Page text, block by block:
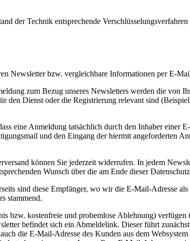
der Technik entsprechende
Newsletter bzw. vergleichbare Informationen per E-
zum Bezug unseres Newsletters werden die von
Dienst oder die Registrierung relevant sind
eine Anmeldung tatsächlich durch den Inhaber einer
und den Eingang der hiermit angeforderten
können Sie jederzeit widerrufen. In jedem
Wunsch über die am Ende dieser
sind diese Empfänger, wo wir die E-Mail-Adresse
stammend.
kostenfreie und probemlose Ablehnung) verfügen
befindet sich ein Abmeldelink. Dieser führt
die E-Mail-Adresse des Kunden aus dem